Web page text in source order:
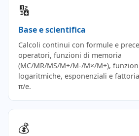
🔢
Base e scientifica
Calcoli continui con formule e
operatori, funzioni di memoria
(MC/MR/MS/M+/M-/M×/M÷),
logaritmiche, esponenziali e
π/e.
💰